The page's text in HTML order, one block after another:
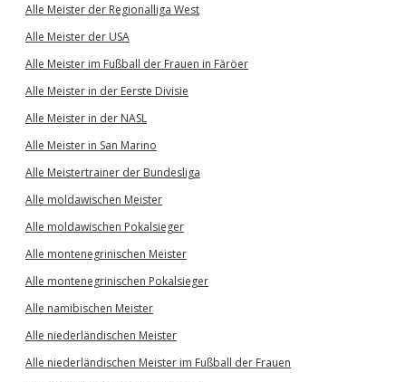
Alle Meister der Regionalliga West
Alle Meister der USA
Alle Meister im Fußball der Frauen in Färöer
Alle Meister in der Eerste Divisie
Alle Meister in der NASL
Alle Meister in San Marino
Alle Meistertrainer der Bundesliga
Alle moldawischen Meister
Alle moldawischen Pokalsieger
Alle montenegrinischen Meister
Alle montenegrinischen Pokalsieger
Alle namibischen Meister
Alle niederländischen Meister
Alle niederländischen Meister im Fußball der Frauen